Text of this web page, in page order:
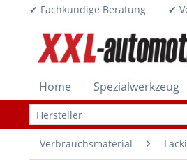
✔ Fachkundige Beratung ✔
Home Spezialwerkzeug
Verbrauchsmaterial